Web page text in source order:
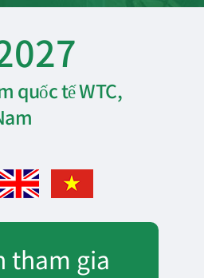
quốc tế WTC,
tham gia